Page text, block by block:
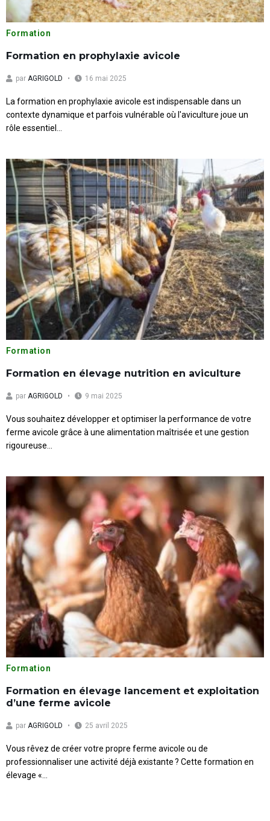
Formation
Formation en prophylaxie avicole
par AGRIGOLD 16 mai 2025
La formation en prophylaxie avicole est indispensable dans un
contexte dynamique et parfois vulnérable où l'aviculture joue un
rôle essentiel...
Formation
Formation en élevage nutrition en aviculture
par AGRIGOLD 9 mai 2025
Vous souhaitez développer et optimiser la performance de votre
ferme avicole grâce à une alimentation maîtrisée et une gestion
rigoureuse...
Formation
Formation en élevage lancement et exploitation
d’une ferme avicole
par AGRIGOLD 25 avril 2025
Vous rêvez de créer votre propre ferme avicole ou de
professionnaliser une activité déjà existante ? Cette formation en
élevage «...